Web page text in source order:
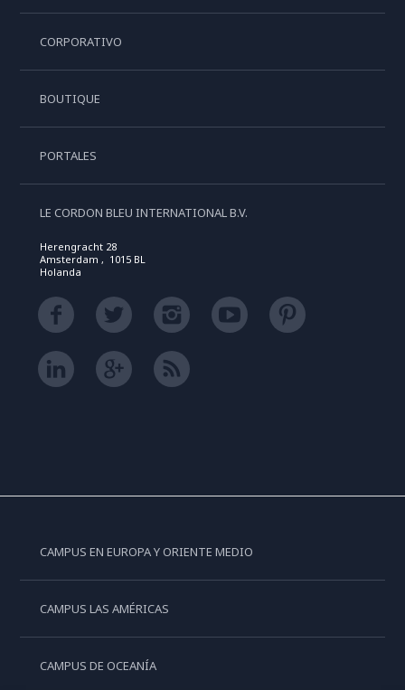
CORPORATIVO
BOUTIQUE
PORTALES
LE CORDON BLEU INTERNATIONAL B.V.
Herengracht 28
Amsterdam , 1015 BL
Holanda
CAMPUS EN EUROPA Y ORIENTE MEDIO
CAMPUS LAS AMÉRICAS
CAMPUS DE OCEANÍA